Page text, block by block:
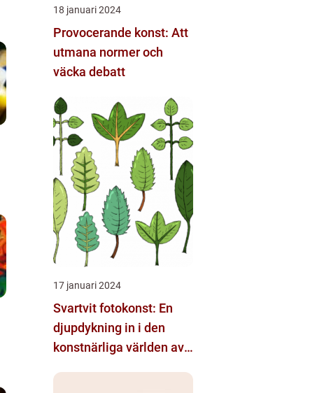
18 januari 2024
Provocerande konst: Att
utmana normer och
väcka debatt
17 januari 2024
Svartvit fotokonst: En
djupdykning in i den
konstnärliga världen av